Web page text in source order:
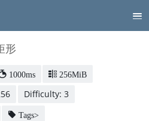
形
1000ms 256MiB
Difficulty: 3
Tags>